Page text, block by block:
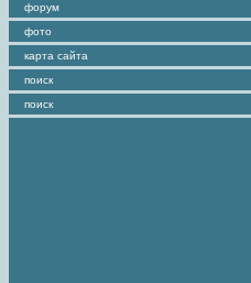
форум
фото
карта сайта
поиск
поиск